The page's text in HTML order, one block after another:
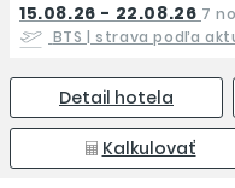
15.08.26 - 22.08.26 7
BTS| strava podľa
Detail hotela
Kalkulovať